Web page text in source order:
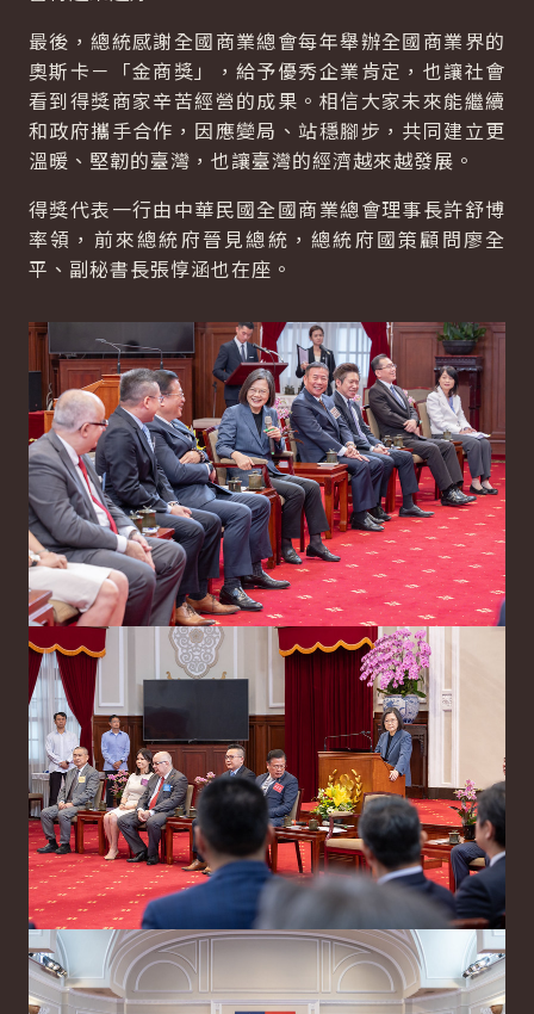
最後，總統感謝全國商業總會每年舉辦全國商業界的
奧斯卡－「金商獎」，給予優秀企業肯定，也讓社會
看到得獎商家辛苦經營的成果。相信大家未來能繼續
和政府攜手合作，因應變局、站穩腳步，共同建立更
溫暖、堅韌的臺灣，也讓臺灣的經濟越來越發展。
得獎代表一行由中華民國全國商業總會理事長許舒博
率領，前來總統府晉見總統，總統府國策顧問廖全
平、副秘書長張惇涵也在座。